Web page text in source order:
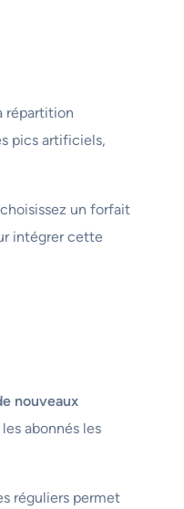
répartition
pics artificiels,
un forfait
intégrer cette
nouveaux
abonnés les
réguliers permet